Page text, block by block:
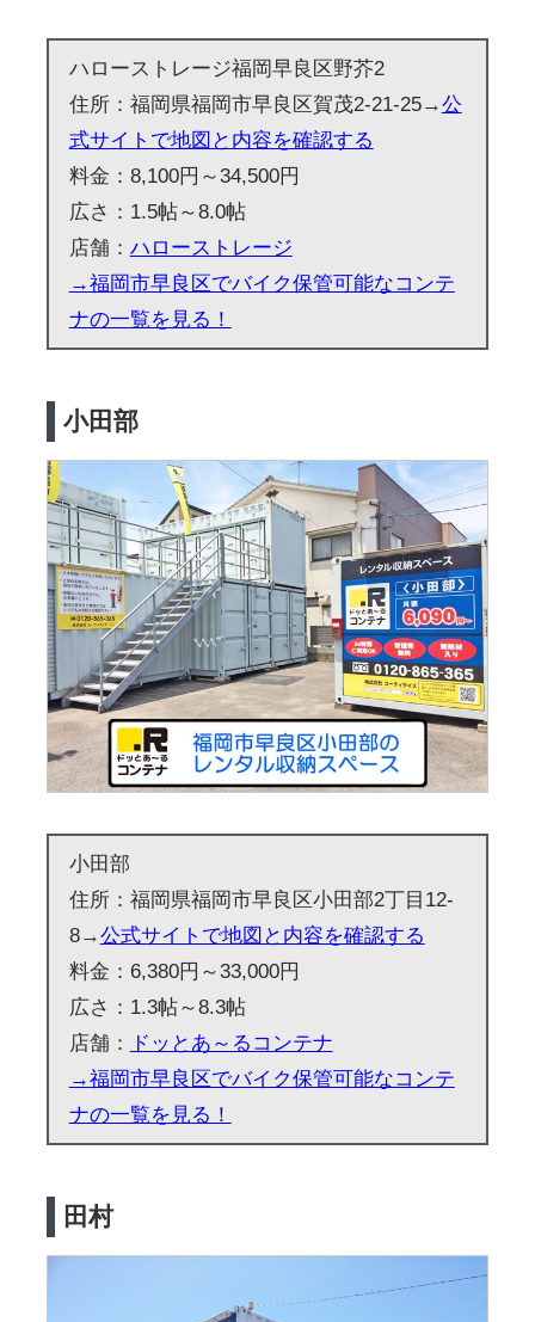
ハローストレージ福岡早良区野芥2
住所：福岡県福岡市早良区賀茂2-21-25→公
式サイトで地図と内容を確認する
料金：8,100円～34,500円
広さ：1.5帖～8.0帖
店舗： ハローストレージ
→福岡市早良区でバイク保管可能なコンテ
ナの一覧を見る！
小田部
小田部
住所：福岡県福岡市早良区小田部2丁目12-
8→公式サイトで地図と内容を確認する
料金：6,380円～33,000円
広さ：1.3帖～8.3帖
店舗：
ドッとあ～るコンテナ
→福岡市早良区でバイク保管可能なコンテ
ナの一覧を見る！
田村